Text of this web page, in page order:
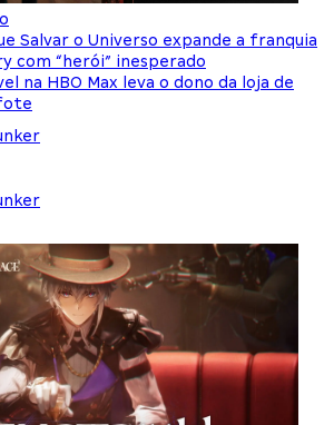
Salvar o Universo expande a franquia
com “herói” inesperado
na HBO Max leva o dono da loja de